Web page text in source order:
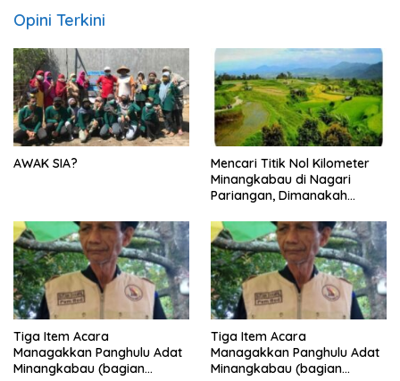
Opini Terkini
AWAK SIA?
Mencari Titik Nol Kilometer
Minangkabau di Nagari
Pariangan, Dimanakah
Tiga Item Acara
Managakkan Panghulu Adat
Minangkabau (bagian
Tiga Item Acara
Managakkan Panghulu Adat
Minangkabau (bagian